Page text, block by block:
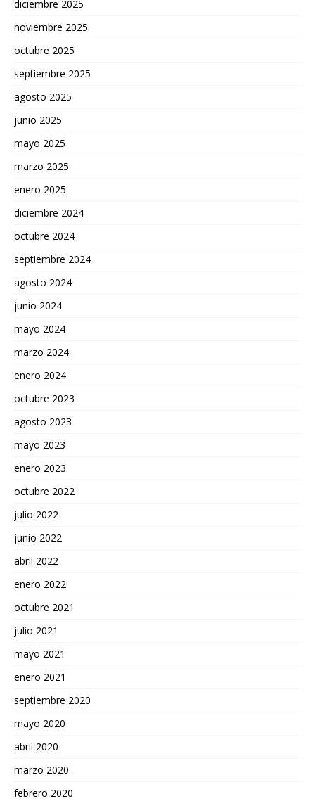
diciembre 2025
noviembre 2025
octubre 2025
septiembre 2025
agosto 2025
junio 2025
mayo 2025
marzo 2025
enero 2025
diciembre 2024
octubre 2024
septiembre 2024
agosto 2024
junio 2024
mayo 2024
marzo 2024
enero 2024
octubre 2023
agosto 2023
mayo 2023
enero 2023
octubre 2022
julio 2022
junio 2022
abril 2022
enero 2022
octubre 2021
julio 2021
mayo 2021
enero 2021
septiembre 2020
mayo 2020
abril 2020
marzo 2020
febrero 2020